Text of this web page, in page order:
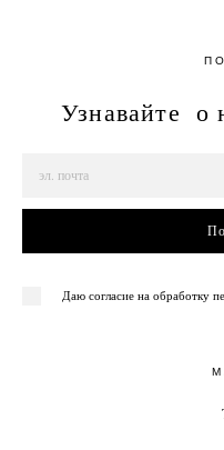
Узнавайте о
Даю согласие на обработку